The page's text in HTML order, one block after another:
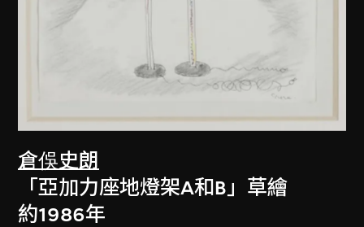
倉俁史朗
「亞加力座地燈架A和B」草繪
約1986年